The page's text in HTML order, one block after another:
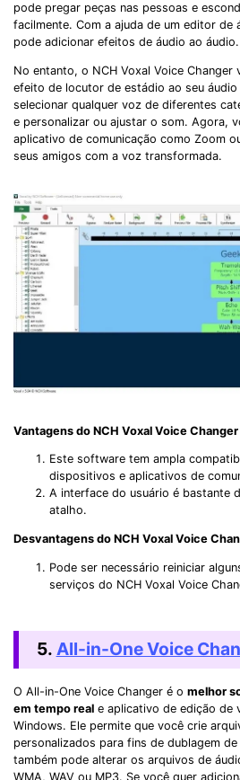
pode pregar peças nas pessoas e
facilmente. Com a ajuda de um editor de
pode adicionar efeitos de áudio ao áudio.
No entanto, o NCH Voxal Voice Changer
efeito de locutor de estádio ao seu
selecionar qualquer voz de diferentes
e personalizar ou ajustar o som. Agora,
aplicativo de comunicação como Zoom
seus amigos com a voz transformada.
Vantagens do NCH Voxal Voice Changer
Este software tem ampla
dispositivos e aplicativos de
A interface do usuário é bastante
atalho.
Desvantagens do NCH Voxal Voice
Pode ser necessário reiniciar
serviços do NCH Voxal Voice
5. All-in-One Voice
O All-in-One Voice Changer é o melhor
em tempo real e aplicativo de edição de
Windows. Ele permite que você crie
personalizados para fins de dublagem
também pode alterar os arquivos de
WMA, WAV ou MP3. Se você quer